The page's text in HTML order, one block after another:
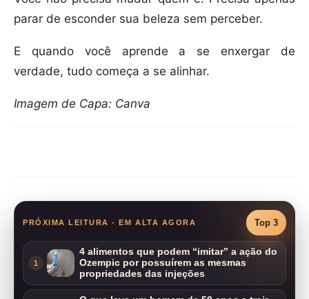
parar de esconder sua beleza sem perceber.
E quando você aprende a se enxergar de
verdade, tudo começa a se alinhar.
Imagem de Capa: Canva
PRÓXIMA LEITURA - EM ALTA AGORA Top 3
1
4 alimentos que podem “imitar” a ação do
Ozempic por possuírem as mesmas
propriedades das injeções